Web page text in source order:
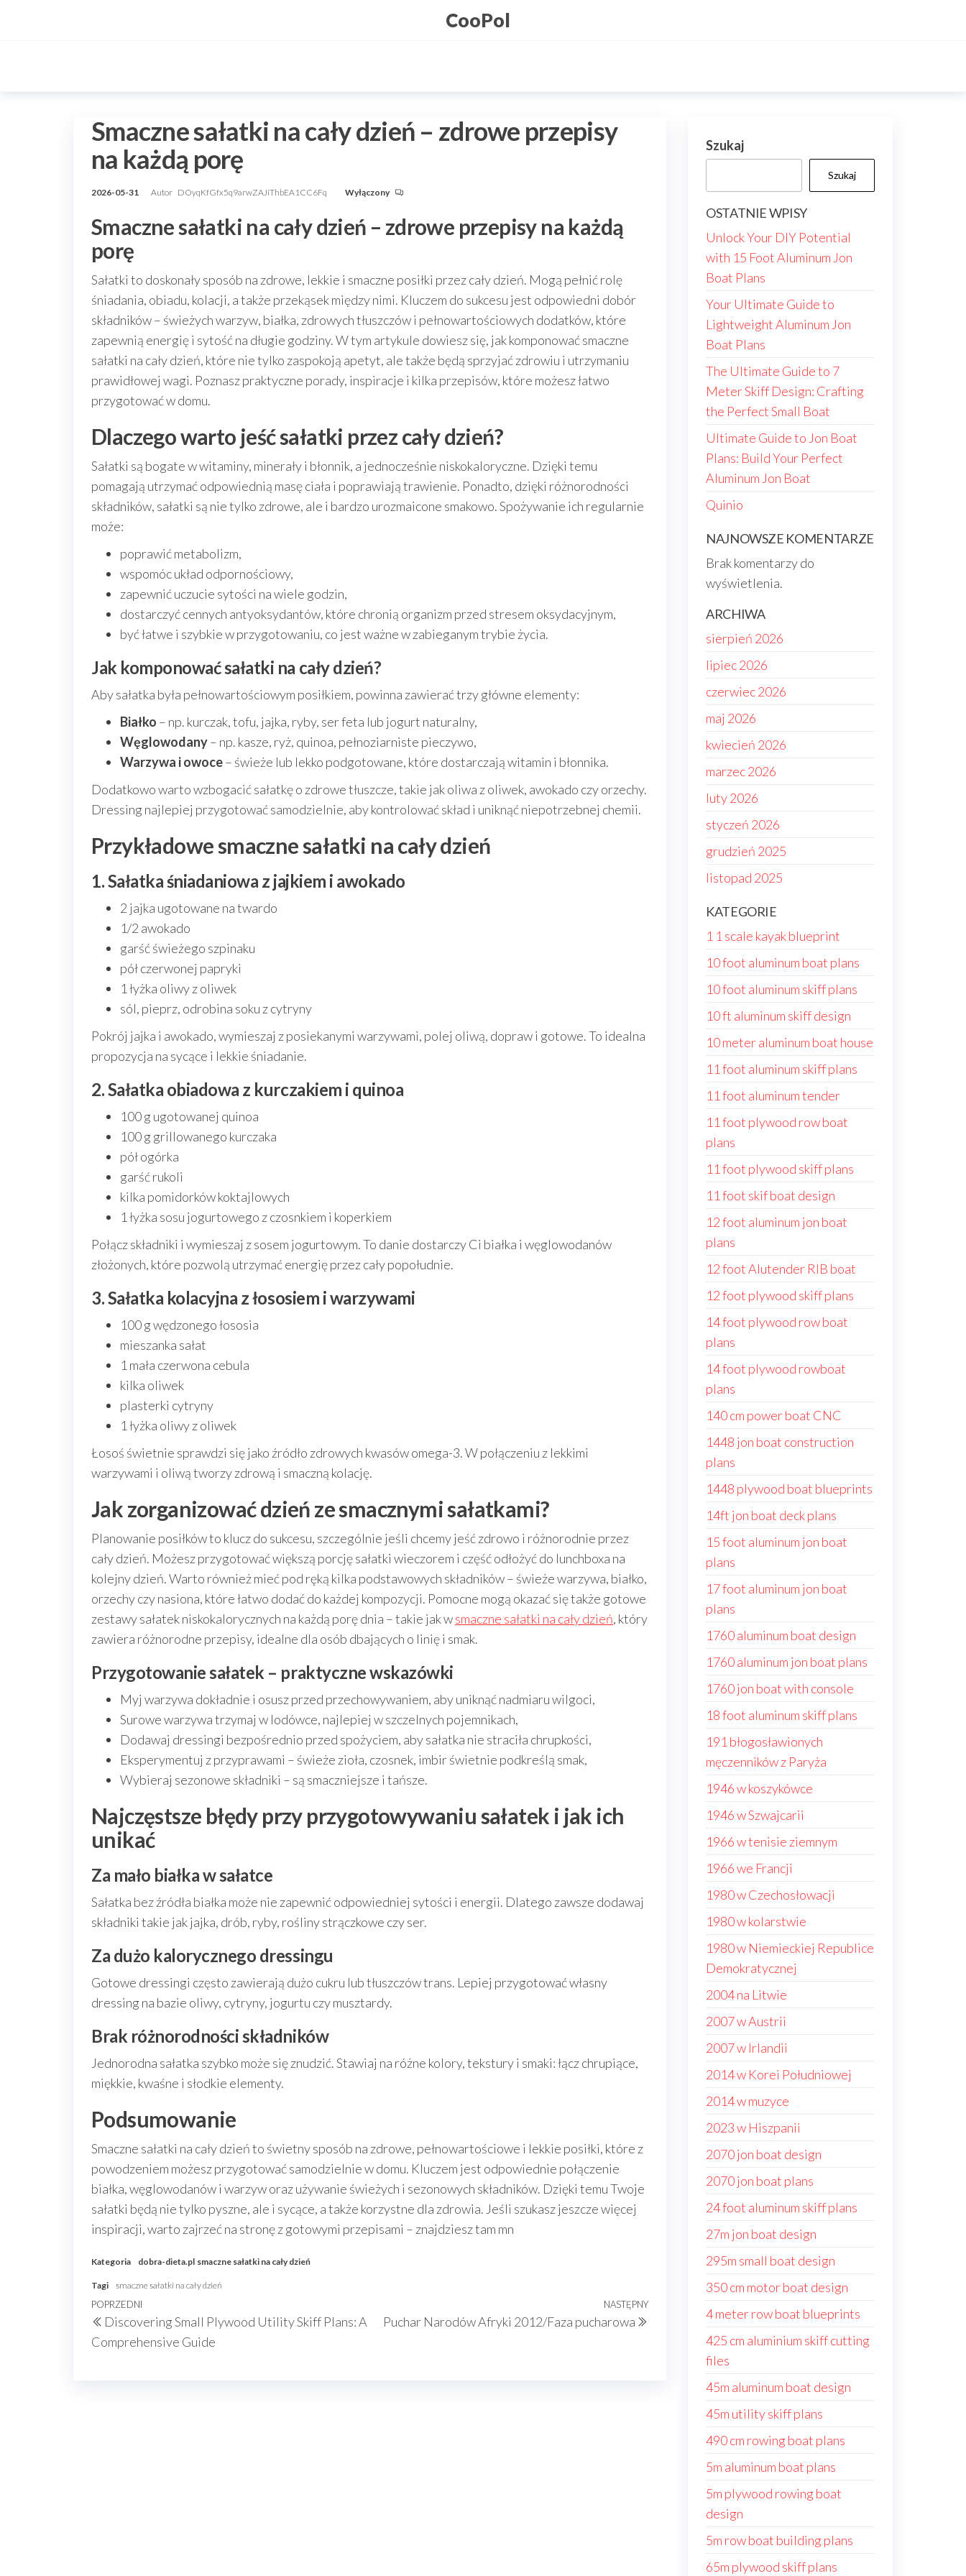
CooPol
Smaczne sałatki na cały dzień – zdrowe przepisy
na każdą porę
2026-05-31 Autor DOyqKfGfx5q9arwZAJiThbEA1CC6Fq Wyłączony
Smaczne sałatki na cały dzień – zdrowe przepisy na każdą
porę
Sałatki to doskonały sposób na zdrowe, lekkie i smaczne posiłki przez cały dzień. Mogą pełnić rolę
śniadania, obiadu, kolacji, a także przekąsek między nimi. Kluczem do sukcesu jest odpowiedni dobór
składników – świeżych warzyw, białka, zdrowych tłuszczów i pełnowartościowych dodatków, które
zapewnią energię i sytość na długie godziny. W tym artykule dowiesz się, jak komponować smaczne
sałatki na cały dzień, które nie tylko zaspokoją apetyt, ale także będą sprzyjać zdrowiu i utrzymaniu
prawidłowej wagi. Poznasz praktyczne porady, inspiracje i kilka przepisów, które możesz łatwo
przygotować w domu.
Dlaczego warto jeść sałatki przez cały dzień?
Sałatki są bogate w witaminy, minerały i błonnik, a jednocześnie niskokaloryczne. Dzięki temu
pomagają utrzymać odpowiednią masę ciała i poprawiają trawienie. Ponadto, dzięki różnorodności
składników, sałatki są nie tylko zdrowe, ale i bardzo urozmaicone smakowo. Spożywanie ich regularnie
może:
poprawić metabolizm,
wspomóc układ odpornościowy,
zapewnić uczucie sytości na wiele godzin,
dostarczyć cennych antyoksydantów, które chronią organizm przed stresem oksydacyjnym,
być łatwe i szybkie w przygotowaniu, co jest ważne w zabieganym trybie życia.
Jak komponować sałatki na cały dzień?
Aby sałatka była pełnowartościowym posiłkiem, powinna zawierać trzy główne elementy:
Białko – np. kurczak, tofu, jajka, ryby, ser feta lub jogurt naturalny,
Węglowodany– np. kasze, ryż, quinoa, pełnoziarniste pieczywo,
Warzywa i owoce– świeże lub lekko podgotowane, które dostarczają witamin i błonnika.
Dodatkowo warto wzbogacić sałatkę o zdrowe tłuszcze, takie jak oliwa z oliwek, awokado czy orzechy.
Dressing najlepiej przygotować samodzielnie, aby kontrolować skład i uniknąć niepotrzebnej chemii.
Przykładowe smaczne sałatki na cały dzień
1. Sałatka śniadaniowa z jajkiem i awokado
2 jajka ugotowane na twardo
1/2 awokado
garść świeżego szpinaku
pół czerwonej papryki
1 łyżka oliwy z oliwek
sól, pieprz, odrobina soku z cytryny
Pokrój jajka i awokado, wymieszaj z posiekanymi warzywami, polej oliwą, dopraw i gotowe. To idealna
propozycja na sycące i lekkie śniadanie.
2. Sałatka obiadowa z kurczakiem i quinoa
100 g ugotowanej quinoa
100 g grillowanego kurczaka
pół ogórka
garść rukoli
kilka pomidorków koktajlowych
1 łyżka sosu jogurtowego z czosnkiem i koperkiem
Połącz składniki i wymieszaj z sosem jogurtowym. To danie dostarczy Ci białka i węglowodanów
złożonych, które pozwolą utrzymać energię przez cały popołudnie.
3. Sałatka kolacyjna z łososiem i warzywami
100 g wędzonego łososia
mieszanka sałat
1 mała czerwona cebula
kilka oliwek
plasterki cytryny
1 łyżka oliwy z oliwek
Łosoś świetnie sprawdzi się jako źródło zdrowych kwasów omega-3. W połączeniu z lekkimi
warzywami i oliwą tworzy zdrową i smaczną kolację.
Jak zorganizować dzień ze smacznymi sałatkami?
Planowanie posiłków to klucz do sukcesu, szczególnie jeśli chcemy jeść zdrowo i różnorodnie przez
cały dzień. Możesz przygotować większą porcję sałatki wieczorem i część odłożyć do lunchboxa na
kolejny dzień. Warto również mieć pod ręką kilka podstawowych składników – świeże warzywa, białko,
orzechy czy nasiona, które łatwo dodać do każdej kompozycji. Pomocne mogą okazać się także gotowe
zestawy sałatek niskokalorycznych na każdą porę dnia – takie jak wsmaczne sałatki na cały dzień, który
zawiera różnorodne przepisy, idealne dla osób dbających o linię i smak.
Przygotowanie sałatek – praktyczne wskazówki
Myj warzywa dokładnie i osusz przed przechowywaniem, aby uniknąć nadmiaru wilgoci,
Surowe warzywa trzymaj w lodówce, najlepiej w szczelnych pojemnikach,
Dodawaj dressingi bezpośrednio przed spożyciem, aby sałatka nie straciła chrupkości,
Eksperymentuj z przyprawami – świeże zioła, czosnek, imbir świetnie podkreślą smak,
Wybieraj sezonowe składniki – są smaczniejsze i tańsze.
Najczęstsze błędy przy przygotowywaniu sałatek i jak ich
unikać
Za mało białka w sałatce
Sałatka bez źródła białka może nie zapewnić odpowiedniej sytości i energii. Dlatego zawsze dodawaj
składniki takie jak jajka, drób, ryby, rośliny strączkowe czy ser.
Za dużo kalorycznego dressingu
Gotowe dressingi często zawierają dużo cukru lub tłuszczów trans. Lepiej przygotować własny
dressing na bazie oliwy, cytryny, jogurtu czy musztardy.
Brak różnorodności składników
Jednorodna sałatka szybko może się znudzić. Stawiaj na różne kolory, tekstury i smaki: łącz chrupiące,
miękkie, kwaśne i słodkie elementy.
Podsumowanie
Smaczne sałatki na cały dzień to świetny sposób na zdrowe, pełnowartościowe i lekkie posiłki, które z
powodzeniem możesz przygotować samodzielnie w domu. Kluczem jest odpowiednie połączenie
białka, węglowodanów i warzyw oraz używanie świeżych i sezonowych składników. Dzięki temu Twoje
sałatki będą nie tylko pyszne, ale i sycące, a także korzystne dla zdrowia. Jeśli szukasz jeszcze więcej
inspiracji, warto zajrzeć na stronę z gotowymi przepisami – znajdziesz tam mn
Kategoria dobra-dieta.pl smaczne sałatki na cały dzień
Tagi smaczne sałatki na cały dzień
Nawigacja
wpisu
Poprzedni
wpis
POPRZEDNI
Discovering Small Plywood Utility Skiff Plans: A
Comprehensive Guide
Następny
NASTĘPNY
Puchar Narodów Afryki 2012/Faza pucharowa
Szukaj
Szukaj
OSTATNIE WPISY
Unlock Your DIY Potential
with 15 Foot Aluminum Jon
Boat Plans
Your Ultimate Guide to
Lightweight Aluminum Jon
Boat Plans
The Ultimate Guide to 7
Meter Skiff Design: Crafting
the Perfect Small Boat
Ultimate Guide to Jon Boat
Plans: Build Your Perfect
Aluminum Jon Boat
Quinio
NAJNOWSZE KOMENTARZE
Brak komentarzy do
wyświetlenia.
ARCHIWA
sierpień 2026
lipiec 2026
czerwiec 2026
maj 2026
kwiecień 2026
marzec 2026
luty 2026
styczeń 2026
grudzień 2025
listopad 2025
KATEGORIE
1 1 scale kayak blueprint
10 foot aluminum boat plans
10 foot aluminum skiff plans
10 ft aluminum skiff design
10 meter aluminum boat house
11 foot aluminum skiff plans
11 foot aluminum tender
11 foot plywood row boat
plans
11 foot plywood skiff plans
11 foot skif boat design
12 foot aluminum jon boat
plans
12 foot Alutender RIB boat
12 foot plywood skiff plans
14 foot plywood row boat
plans
14 foot plywood rowboat
plans
140 cm power boat CNC
1448 jon boat construction
plans
1448 plywood boat blueprints
14ft jon boat deck plans
15 foot aluminum jon boat
plans
17 foot aluminum jon boat
plans
1760 aluminum boat design
1760 aluminum jon boat plans
1760 jon boat with console
18 foot aluminum skiff plans
191 błogosławionych
męczenników z Paryża
1946 w koszykówce
1946 w Szwajcarii
1966 w tenisie ziemnym
1966 we Francji
1980 w Czechosłowacji
1980 w kolarstwie
1980 w Niemieckiej Republice
Demokratycznej
2004 na Litwie
2007 w Austrii
2007 w Irlandii
2014 w Korei Południowej
2014 w muzyce
2023 w Hiszpanii
2070 jon boat design
2070 jon boat plans
24 foot aluminum skiff plans
27m jon boat design
295m small boat design
350 cm motor boat design
4 meter row boat blueprints
425 cm aluminium skiff cutting
files
45m aluminum boat design
45m utility skiff plans
490 cm rowing boat plans
5m aluminum boat plans
5m plywood rowing boat
design
5m row boat building plans
65m plywood skiff plans